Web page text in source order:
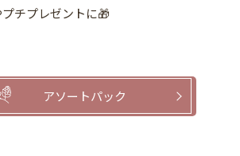
チプレゼントに🎁
アソートパック